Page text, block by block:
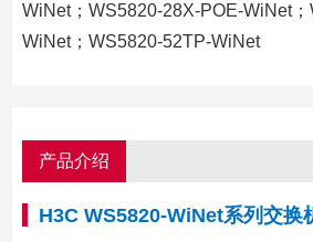
WiNet；WS5820-28X-POE-WiNet
WiNet；WS5820-52TP-WiNet
产品介绍
H3C WS5820-WiNet系列交换